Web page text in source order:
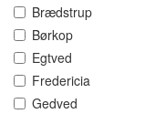
Brædstrup
Børkop
Egtved
Fredericia
Gedved